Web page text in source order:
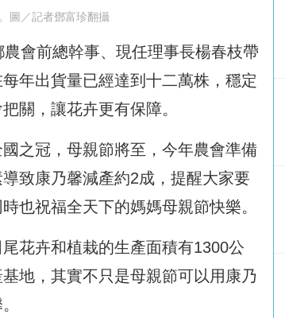
圖／記者鄧富珍翻攝
會前總幹事、現任理事長楊春枝帶
年出貨量已經達到十二萬株，穩定
關，讓花卉更有保障。
之冠，母親節將至，今年農會準備
致康乃馨減產約2成，提醒大家要
也祝福全天下的媽媽母親節快樂。
花卉和植栽的生產面積有1300公
地，其實不只是母親節可以用康乃